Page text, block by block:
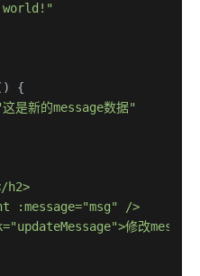
) {
是新的message数据"
h2>
:message="msg" />
修改